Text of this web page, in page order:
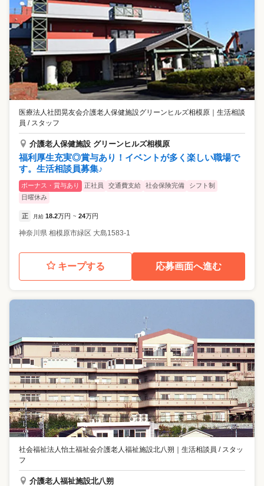
医療法人社団晃友会介護老人保健施設グリーンヒルズ相模原 ｜ 生活相談
員 / スタッフ
介護老人保健施設 グリーンヒルズ相模原
福利厚生充実◎賞与あり！イベントが多く楽しい職場で
す。生活相談員募集♪
ボーナス・賞与あり 正社員 交通費支給 社会保険完備
シフト制
日曜休み
正 月給 18.2万円 ~ 24万円
神奈川県 相模原市緑区 大島1583-1
キープする 応募画面へ進む
社会福祉法人怡土福祉会介護老人福祉施設北八朔 ｜ 生活相談員 / スタッ
フ
介護老人福祉施設北八朔